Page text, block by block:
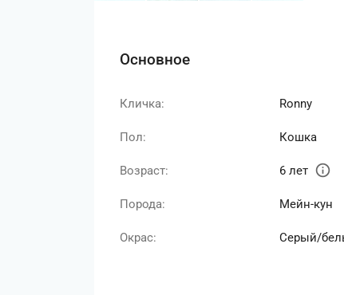
Основное
Кличка: Ronny
Пол: Кошка
Возраст: 6 лет info
Порода: Мейн-кун
Окрас: Серый/